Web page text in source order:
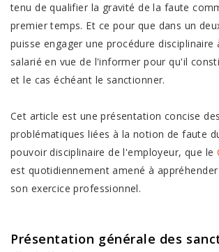
tenu de qualifier la gravité de la faute
premier temps. Et ce pour que dans un
puisse engager une procédure disciplinaire
salarié en vue de l'informer pour qu'il
et le cas échéant le sanctionner.
Cet article est une présentation concise
problématiques liées à la notion de faute
pouvoir disciplinaire de l'employeur, que le
est quotidiennement amené à
son exercice professionnel.
Présentation générale des